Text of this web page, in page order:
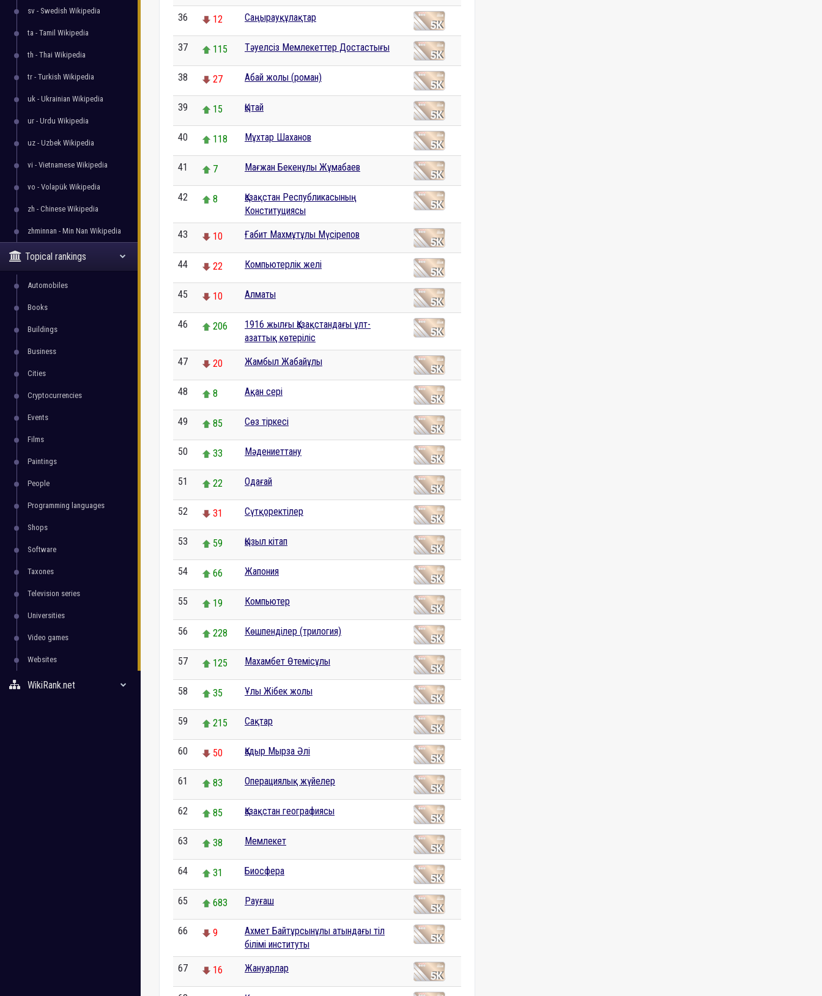
sv - Swedish Wikipedia
ta - Tamil Wikipedia
th - Thai Wikipedia
tr - Turkish Wikipedia
uk - Ukrainian Wikipedia
ur - Urdu Wikipedia
uz - Uzbek Wikipedia
vi - Vietnamese Wikipedia
vo - Volapük Wikipedia
zh - Chinese Wikipedia
zhminnan - Min Nan Wikipedia
Topical rankings
Automobiles
Books
Buildings
Business
Cities
Cryptocurrencies
Events
Films
Paintings
People
Programming languages
Shops
Software
Taxones
Television series
Universities
Video games
Websites
WikiRank.net
36 12 Саңырауқұлақтар
37 115 Тәуелсіз Мемлекеттер Достастығы
38 27 Абай жолы (роман)
39 15 Қытай
40 118 Мұхтар Шаханов
41 7 Мағжан Бекенұлы Жұмабаев
42 8
Қазақстан Республикасының
Конституциясы
43 10 Ғабит Махмұтұлы Мүсірепов
44 22 Компьютерлік желі
45 10 Алматы
46 206
1916 жылғы Қазақстандағы ұлт-
азаттық көтеріліс
47 20 Жамбыл Жабайұлы
48 8 Ақан сері
49 85 Сөз тіркесі
50 33 Мәдениеттану
51 22 Одағай
52 31 Сүтқоректілер
53 59 Қызыл кітап
54 66 Жапония
55 19 Компьютер
56 228 Көшпенділер (трилогия)
57 125 Махамбет Өтемісұлы
58 35 Ұлы Жібек жолы
59 215 Сақтар
60 50 Қадыр Мырза Әлі
61 83 Операциялық жүйелер
62 85 Қазақстан географиясы
63 38 Мемлекет
64 31 Биосфера
65 683 Рауғаш
66 9
Ахмет Байтұрсынұлы атындағы тіл
білімі институты
67 16 Жануарлар